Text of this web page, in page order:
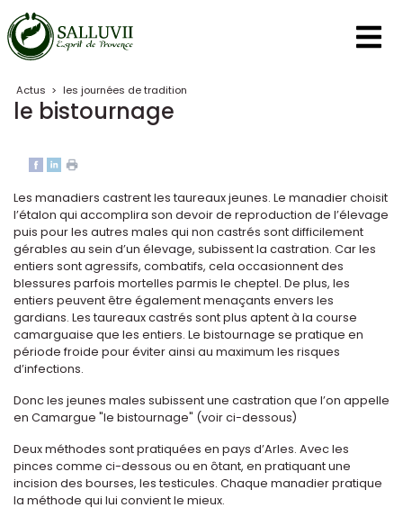
Panneau de gestion des cookies
Actus > les journées de tradition
le bistournage
Les manadiers castrent les taureaux jeunes. Le manadier choisit
l’étalon qui accomplira son devoir de reproduction de l’élevage
puis pour les autres males qui non castrés sont difficilement
gérables au sein d’un élevage, subissent la castration. Car les
entiers sont agressifs, combatifs, cela occasionnent des
blessures parfois mortelles parmis le cheptel. De plus, les
entiers peuvent être également menaçants envers les
gardians. Les taureaux castrés sont plus aptent à la course
camarguaise que les entiers. Le bistournage se pratique en
période froide pour éviter ainsi au maximum les risques
d’infections.
Donc les jeunes males subissent une castration que l’on appelle
en Camargue "le bistournage" (voir ci-dessous)
Deux méthodes sont pratiquées en pays d’Arles. Avec les
pinces comme ci-dessous ou en ôtant, en pratiquant une
incision des bourses, les testicules. Chaque manadier pratique
la méthode qui lui convient le mieux.